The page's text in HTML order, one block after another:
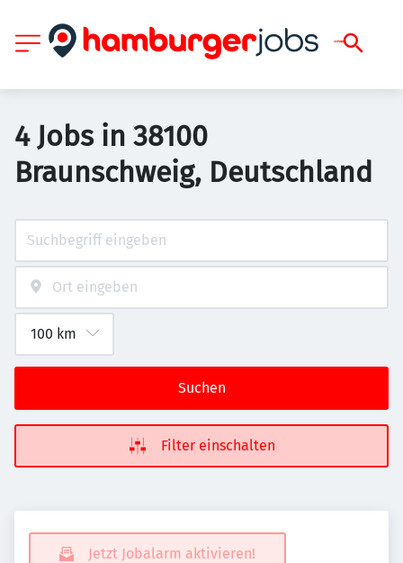
4 Jobs in 38100
Braunschweig, Deutschland
Suchen
Filter einschalten
Jetzt Jobalarm aktivieren!